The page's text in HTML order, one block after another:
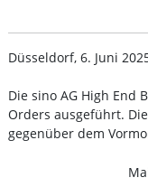
Düsseldorf, 6. Juni
Die sino AG High End
Orders ausgeführt.
gegenüber dem